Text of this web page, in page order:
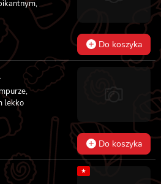
Do koszyka
lekko
Do koszyka
★